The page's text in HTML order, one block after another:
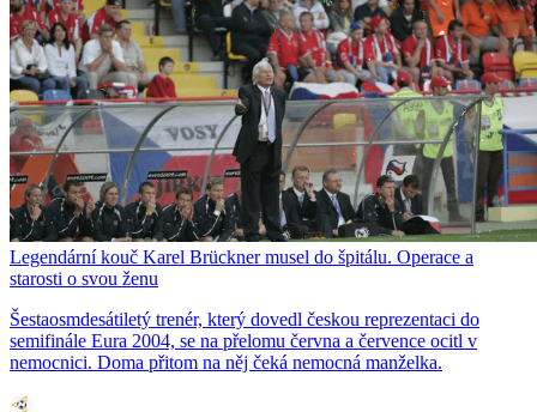
Legendární kouč Karel Brückner musel do špitálu. Operace a
starosti o svou ženu
Šestaosmdesátiletý trenér, který dovedl českou reprezentaci do
semifinále Eura 2004, se na přelomu června a července ocitl v
nemocnici. Doma přitom na něj čeká nemocná manželka.